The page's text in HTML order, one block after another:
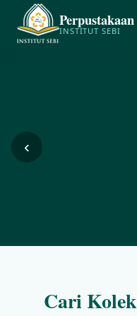
Perpustakaan
INSTITUT SEBI
‹
Cari